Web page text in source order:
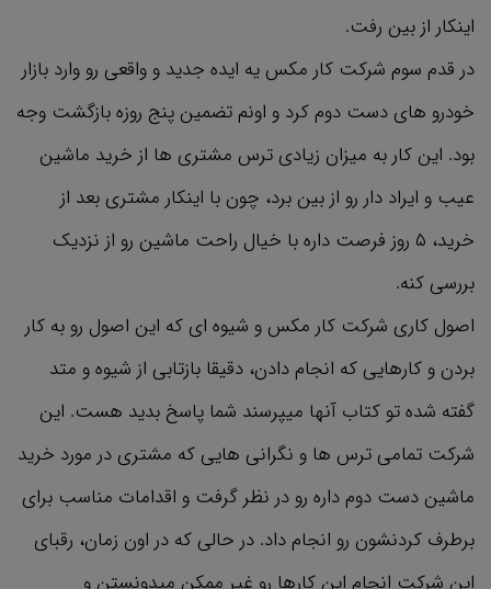
اینکار از بین رفت.
در قدم سوم شرکت کار مکس یه ایده جدید و واقعی رو وارد بازار
خودرو های دست دوم کرد و اونم تضمین پنج روزه بازگشت وجه
بود. این کار به میزان زیادی ترس مشتری ها از خرید ماشین
عیب و ایراد دار رو از بین برد، چون با اینکار مشتری بعد از
خرید، ۵ روز فرصت داره با خیال راحت ماشین رو از نزدیک
بررسی کنه.
اصول کاری شرکت کار مکس و شیوه ای که این اصول رو به کار
بردن و کارهایی که انجام دادن، دقیقا بازتابی از شیوه و متد
گفته شده تو کتاب آنها میپرسند شما پاسخ بدید هست. این
شرکت تمامی ترس ها و نگرانی هایی که مشتری در مورد خرید
ماشین دست دوم داره رو در نظر گرفت و اقدامات مناسب برای
برطرف کردنشون رو انجام داد. در حالی که در اون زمان، رقبای
این شرکت انجام این کارها رو غیر ممکن میدونستن و